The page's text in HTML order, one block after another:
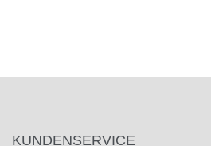
KUNDENSERVICE